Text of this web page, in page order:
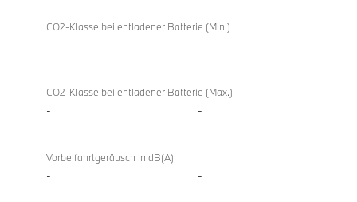
CO2-Klasse bei entladener Batterie (Min.)
- -
CO2-Klasse bei entladener Batterie (Max.)
- -
Vorbeifahrtgeräusch in dB(A)
- -